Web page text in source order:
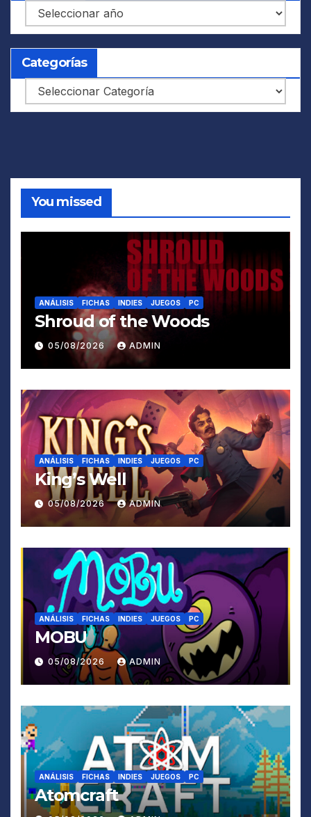
Archivos
Categorías
Categorías
You missed
ANÁLISIS FICHAS INDIES JUEGOS PC
Shroud of the Woods
05/08/2026 ADMIN
ANÁLISIS FICHAS INDIES JUEGOS PC
King’s Well
05/08/2026 ADMIN
ANÁLISIS FICHAS INDIES JUEGOS PC
MOBU
05/08/2026 ADMIN
ANÁLISIS FICHAS INDIES JUEGOS PC
Atomcraft